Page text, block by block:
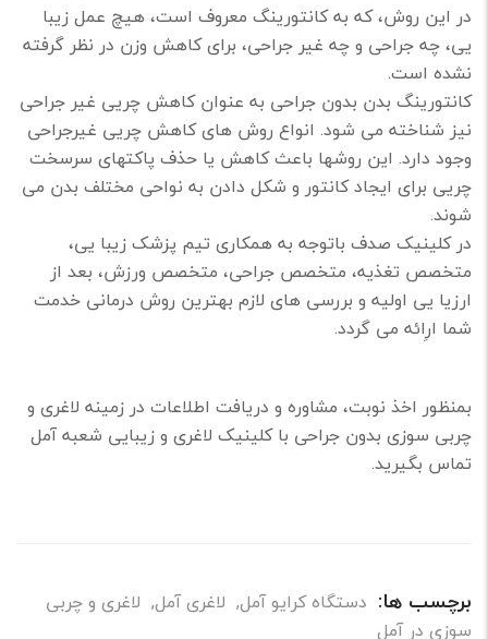
در این روش، که به کانتورینگ معروف است، هیچ عمل زیبا
یی، چه جراحی و چه غیر جراحی، برای کاهش وزن در نظر گرفته
نشده است.
کانتورینگ بدن بدون جراحی به عنوان کاهش چریی غیر جراحی
نیز شناخته می شود. انواع روش های کاهش چریی غیرجراحی
وجود دارد. این روشها باعث کاهش یا حذف پاکتهای سرسخت
چریی برای ایجاد کانتور و شکل دادن به نواحی مختلف بدن می
شوند.
در کلینیک صدف باتوجه به همکاری تیم پزشک زیبا یی،
متخصص تغذیه، متخصص جراحی، متخصص ورزش، بعد از
ارزیا یی اولیه و بررسی های لازم بهترین روش درمانی خدمت
شما ارِائه می گردد.
بمنظور اخذ نوبت، مشاوره و دریافت اطلاعات در زمینه لاغری و
چربی سوزی بدون جراحی با کلینیک لاغری و زیبایی شعبه آمل
تماس بگیرید.
برچسب ها: دستگاه کرایو آمل, لاغری آمل, لاغری و چربی
سوزی در آمل